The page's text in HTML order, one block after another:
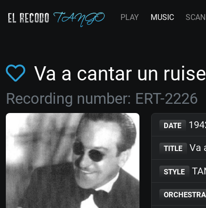
PLAY MUSIC SCAN
Va a cantar un
Recording number: ERT-2226
DATE
TITLE Va
STYLE
ORCHESTRA